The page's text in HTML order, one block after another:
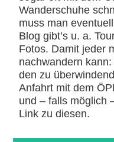
Wanderschuhe
muss man
Blog gibt’s u. a.
Fotos. Damit jeder
nachwandern
den zu
Anfahrt mit dem
und – falls möglich
Link zu diesen.